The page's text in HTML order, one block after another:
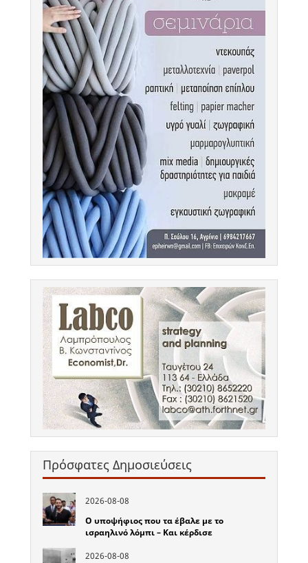
Πρόσφατες Δημοσιεύσεις
2026-08-08
Ο υποψήφιος που τα έβαλε με το
ισραηλινό λόμπι – Και κέρδισε
2026-08-08